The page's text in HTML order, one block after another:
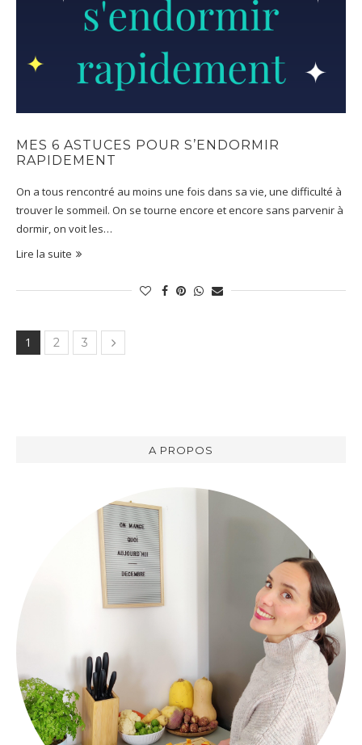
MES 6 ASTUCES POUR S’ENDORMIR
RAPIDEMENT
On a tous rencontré au moins une fois dans sa vie, une difficulté à
trouver le sommeil. On se tourne encore et encore sans parvenir à
dormir, on voit les…
Lire la suite
1 2 3
A PROPOS